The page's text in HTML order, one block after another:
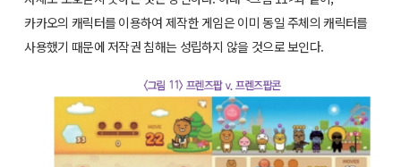
카카오의 캐릭터를 이용하여 제작한 게임은 이미 동일 주체의 캐릭터를
사용했기 때문에 저작권 침해는 성립하지 않을 것으로 보인다.